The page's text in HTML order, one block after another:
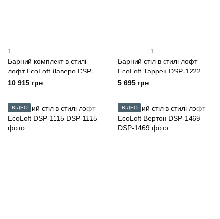
1
Барний комплект в стилі
лофт EcoLoft Лаверо DSP-
1323
10 915 грн
1
Барний стіл в стилі лофт
EcoLoft Таррен DSP-1222
5 695 грн
ВІДЕО ВІДЕО